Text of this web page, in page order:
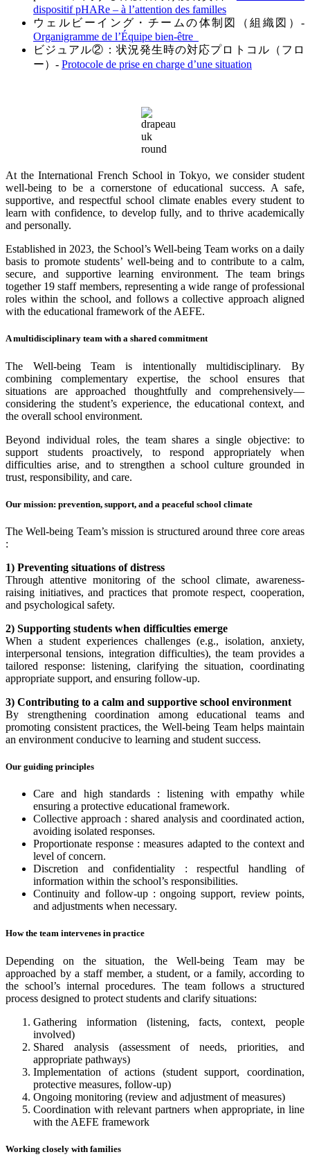
dispositif pHARe – à l’attention des familles
ウェルビーイング・チームの体制図（組織図）-
Organigramme de l’Équipe bien-être
ビジュアル②：状況発生時の対応プロトコル（フロ
ー）- Protocole de prise en charge d’une situation
At the International French School in Tokyo, we consider student
well-being to be a cornerstone of educational success. A safe,
supportive, and respectful school climate enables every student to
learn with confidence, to develop fully, and to thrive academically
and personally.
Established in 2023, the School’s Well-being Team works on a daily
basis to promote students’ well-being and to contribute to a calm,
secure, and supportive learning environment. The team brings
together 19 staff members, representing a wide range of professional
roles within the school, and follows a collective approach aligned
with the educational framework of the AEFE.
A multidisciplinary team with a shared commitment
The Well-being Team is intentionally multidisciplinary. By
combining complementary expertise, the school ensures that
situations are approached thoughtfully and comprehensively—
considering the student’s experience, the educational context, and
the overall school environment.
Beyond individual roles, the team shares a single objective: to
support students proactively, to respond appropriately when
difficulties arise, and to strengthen a school culture grounded in
trust, responsibility, and care.
Our mission: prevention, support, and a peaceful school climate
The Well-being Team’s mission is structured around three core areas
:
1) Preventing situations of distress
Through attentive monitoring of the school climate, awareness-
raising initiatives, and practices that promote respect, cooperation,
and psychological safety.
2) Supporting students when difficulties emerge
When a student experiences challenges (e.g., isolation, anxiety,
interpersonal tensions, integration difficulties), the team provides a
tailored response: listening, clarifying the situation, coordinating
appropriate support, and ensuring follow-up.
3) Contributing to a calm and supportive school environment
By strengthening coordination among educational teams and
promoting consistent practices, the Well-being Team helps maintain
an environment conducive to learning and student success.
Our guiding principles
Care and high standards : listening with empathy while
ensuring a protective educational framework.
Collective approach : shared analysis and coordinated action,
avoiding isolated responses.
Proportionate response : measures adapted to the context and
level of concern.
Discretion and confidentiality : respectful handling of
information within the school’s responsibilities.
Continuity and follow-up : ongoing support, review points,
and adjustments when necessary.
How the team intervenes in practice
Depending on the situation, the Well-being Team may be
approached by a staff member, a student, or a family, according to
the school’s internal procedures. The team follows a structured
process designed to protect students and clarify situations:
Gathering information (listening, facts, context, people
involved)
Shared analysis (assessment of needs, priorities, and
appropriate pathways)
Implementation of actions (student support, coordination,
protective measures, follow-up)
Ongoing monitoring (review and adjustment of measures)
Coordination with relevant partners when appropriate, in line
with the AEFE framework
Working closely with families